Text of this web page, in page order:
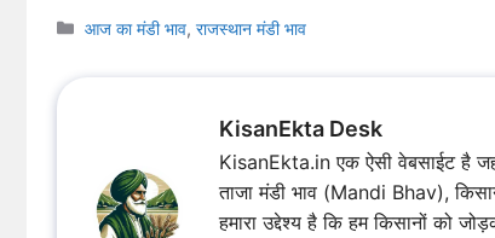
Categories
आज का मंडी भाव,राजस्थान मंडी भाव
KisanEkta Desk
KisanEkta.in एक ऐसी वेबसाईट है
ताजा मंडी भाव (Mandi Bhav),
हमारा उद्देश्य है कि हम किसानों को